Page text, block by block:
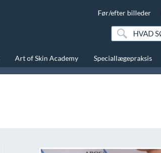
Før/efter billeder
Art of Skin Academy Speciallægepraksis